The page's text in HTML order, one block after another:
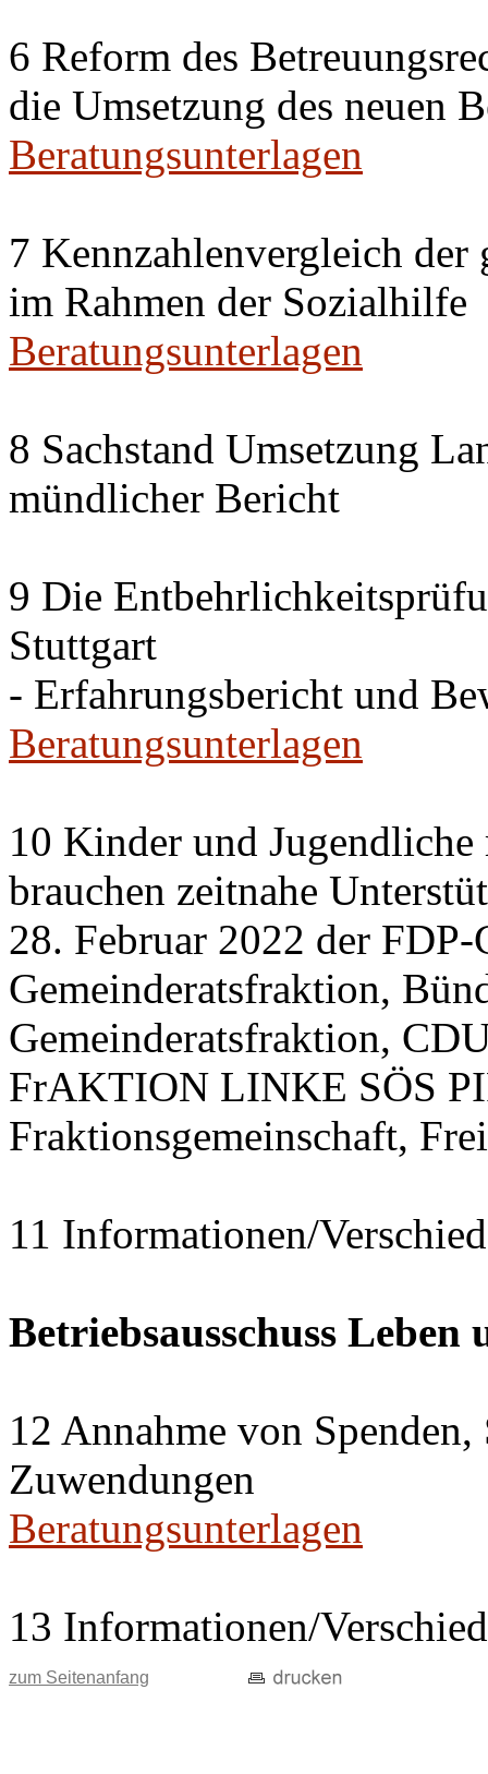
6 Reform des
die Umsetzung des neuen
Beratungsunterlagen
7 Kennzahlenvergleich
im Rahmen der Sozialhilfe
Beratungsunterlagen
8 Sachstand Umsetzung
mündlicher Bericht
9 Die
Stuttgart
- Erfahrungsbericht und
Beratungsunterlagen
10 Kinder und
brauchen zeitnahe
28. Februar 2022 der
Gemeinderatsfraktion,
Gemeinderatsfraktion,
FrAKTION LINKE SÖS
Fraktionsgemeinschaft,
11 Informationen/
Betriebsausschuss Leben
12 Annahme von
Zuwendungen
Beratungsunterlagen
13 Informationen/
zum Seitenanfang